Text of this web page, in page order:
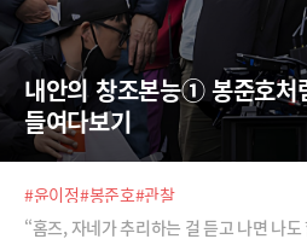
내안의 창조본능① 봉준호처
들여다보기
#윤이정#봉준호#관찰
“홈즈, 자네가 추리하는 걸 듣고 나면 나